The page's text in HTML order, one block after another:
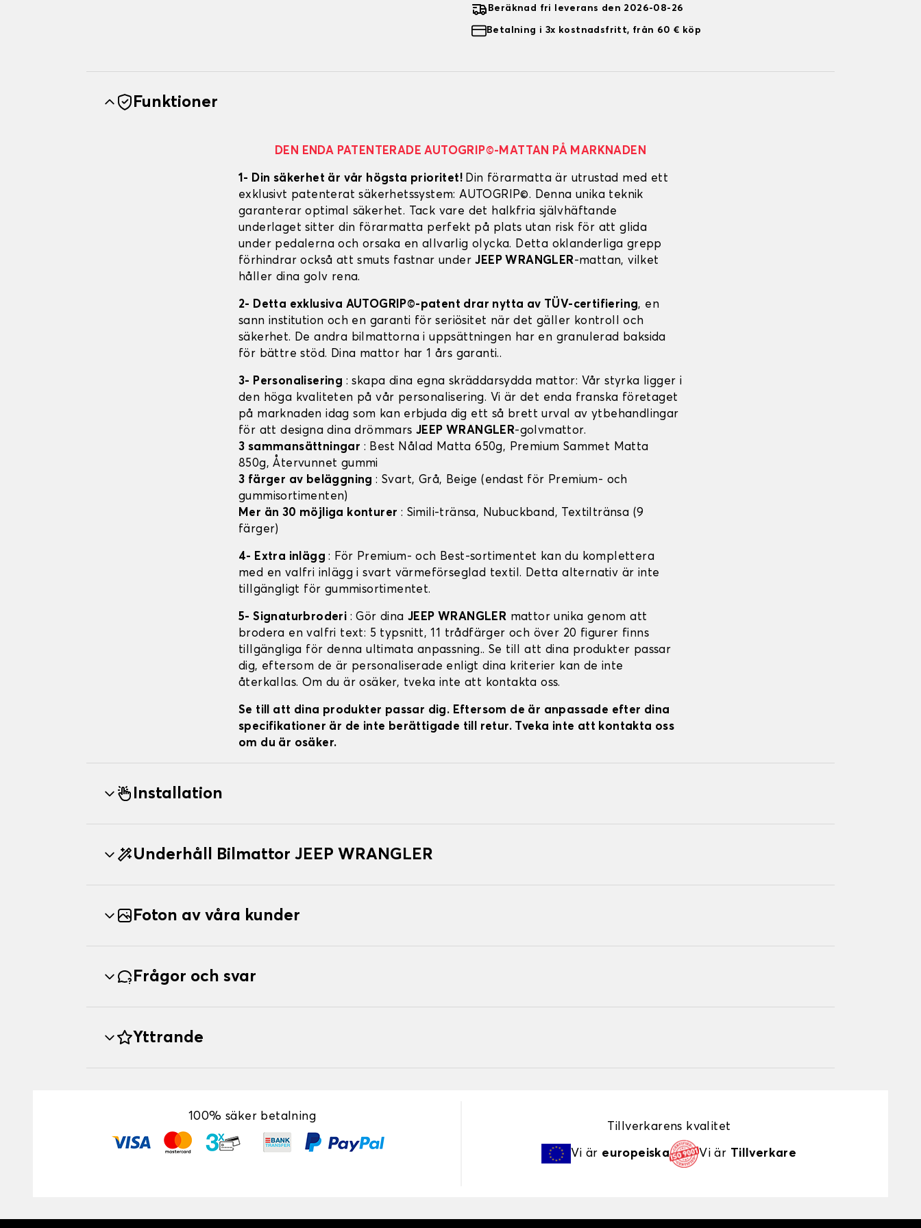
Beräknad fri leverans den 2026-08-26
Betalning i 3x kostnadsfritt, från 60 € köp
Funktioner
DEN ENDA PATENTERADE AUTOGRIP©-MATTAN PÅ MARKNADEN
1- Din säkerhet är vår högsta prioritet! Din förarmatta är utrustad med ett
exklusivt patenterat säkerhetssystem: AUTOGRIP©. Denna unika teknik
garanterar optimal säkerhet. Tack vare det halkfria självhäftande
underlaget sitter din förarmatta perfekt på plats utan risk för att glida
under pedalerna och orsaka en allvarlig olycka. Detta oklanderliga grepp
förhindrar också att smuts fastnar underJEEP WRANGLER-mattan, vilket
håller dina golv rena.
2- Detta exklusiva AUTOGRIP©-patent drar nytta av TÜV-certifiering, en
sann institution och en garanti för seriösitet när det gäller kontroll och
säkerhet. De andra bilmattorna i uppsättningen har en granulerad baksida
för bättre stöd. Dina mattor har 1 års garanti..
3- Personalisering : skapa dina egna skräddarsydda mattor: Vår styrka ligger i
den höga kvaliteten på vår personalisering. Vi är det enda franska företaget
på marknaden idag som kan erbjuda dig ett så brett urval av ytbehandlingar
för att designa dina drömmars JEEP WRANGLER-golvmattor.
3 sammansättningar : Best Nålad Matta 650g, Premium Sammet Matta
850g, Återvunnet gummi
3 färger av beläggning: Svart, Grå, Beige (endast för Premium- och
gummisortimenten)
Mer än 30 möjliga konturer : Simili-tränsa, Nubuckband, Textiltränsa (9
färger)
4- Extra inlägg: För Premium- och Best-sortimentet kan du komplettera
med en valfri inlägg i svart värmeförseglad textil. Detta alternativ är inte
tillgängligt för gummisortimentet.
5- Signaturbroderi : Gör dinaJEEP WRANGLER mattor unika genom att
brodera en valfri text: 5 typsnitt, 11 trådfärger och över 20 figurer finns
tillgängliga för denna ultimata anpassning.. Se till att dina produkter passar
dig, eftersom de är personaliserade enligt dina kriterier kan de inte
återkallas. Om du är osäker, tveka inte att kontakta oss.
Se till att dina produkter passar dig. Eftersom de är anpassade efter dina
specifikationer är de inte berättigade till retur. Tveka inte att kontakta oss
om du är osäker.
Installation
Underhåll Bilmattor JEEP WRANGLER
Foton av våra kunder
Frågor och svar
Yttrande
100% säker betalning
Tillverkarens kvalitet
Vi är europeiska Vi är Tillverkare